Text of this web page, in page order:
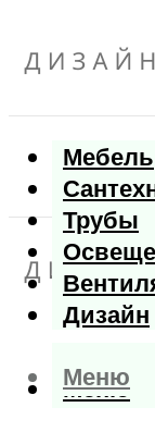
Мебель
Трубы
Дизайн
Меню
Меню